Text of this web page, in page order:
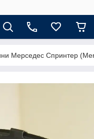
Мерседес Спринтер